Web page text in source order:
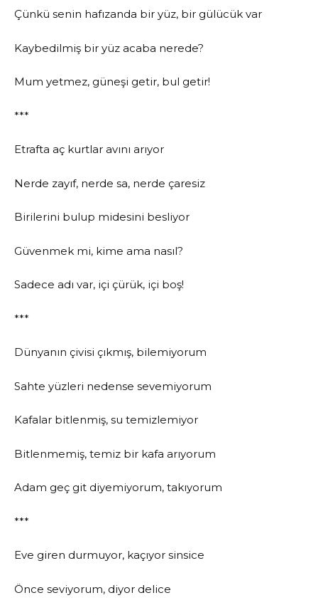
Çünkü senin hafızanda bir yüz, bir gülücük var
Kaybedilmiş bir yüz acaba nerede?
Mum yetmez, güneşi getir, bul getir!
***
Etrafta aç kurtlar avını arıyor
Nerde zayıf, nerde sa, nerde çaresiz
Birilerini bulup midesini besliyor
Güvenmek mi, kime ama nasıl?
Sadece adı var, içi çürük, içi boş!
***
Dünyanın çivisi çıkmış, bilemiyorum
Sahte yüzleri nedense sevemiyorum
Kafalar bitlenmiş, su temizlemiyor
Bitlenmemiş, temiz bir kafa arıyorum
Adam geç git diyemiyorum, takıyorum
***
Eve giren durmuyor, kaçıyor sinsice
Önce seviyorum, diyor delice